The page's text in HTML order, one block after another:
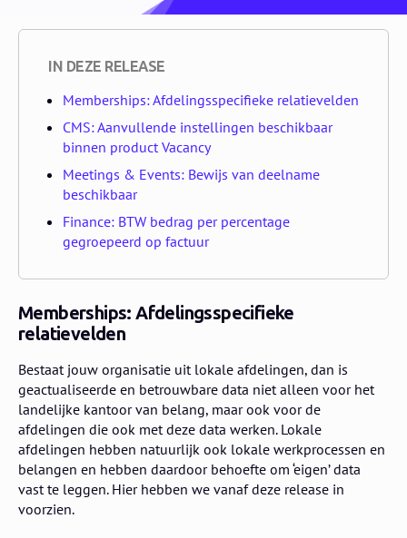
IN DEZE RELEASE
Memberships: Afdelingsspecifieke relatievelden
CMS: Aanvullende instellingen beschikbaar
binnen product Vacancy
Meetings & Events: Bewijs van deelname
beschikbaar
Finance: BTW bedrag per percentage
gegroepeerd op factuur
Memberships: Afdelingsspecifieke
relatievelden
Bestaat jouw organisatie uit lokale afdelingen, dan is
geactualiseerde en betrouwbare data niet alleen voor het
landelijke kantoor van belang, maar ook voor de
afdelingen die ook met deze data werken. Lokale
afdelingen hebben natuurlijk ook lokale werkprocessen en
belangen en hebben daardoor behoefte om ‘eigen’ data
vast te leggen. Hier hebben we vanaf deze release in
voorzien.